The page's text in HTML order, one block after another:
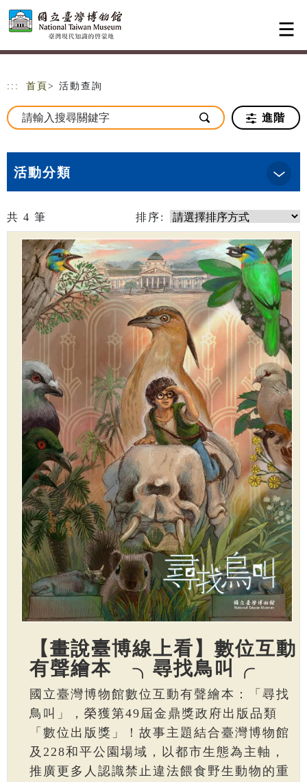
跳到主要內容
網站導覽
::: 首頁 > 活動查詢
進階
活動分類
共 4 筆 排序:
【畫說臺博線上看】數位互動
有聲繪本 ╮尋找鳥叫╭
國立臺灣博物館數位互動有聲繪本：「尋找
鳥叫」，榮獲第49屆金鼎獎政府出版品類
「數位出版獎」！故事主題結合臺灣博物館
及228和平公園場域，以都市生態為主軸，
推廣更多人認識禁止違法餵食野生動物的重